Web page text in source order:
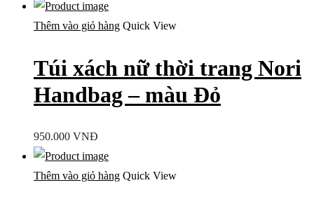
Thêm vào giỏ hàng Quick View
Túi xách nữ thời trang Nori
Handbag – màu Đỏ
950.000 VNĐ
Thêm vào giỏ hàng Quick View